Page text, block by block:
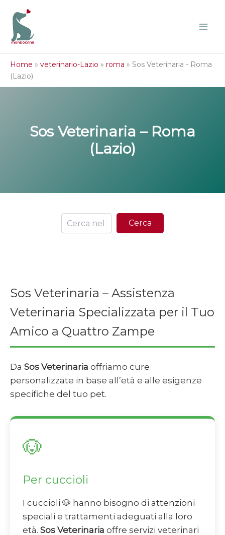
contenuto
Home » veterinario-Lazio » roma » Sos Veterinaria - Roma
(Lazio)
Sos Veterinaria – Roma
(Lazio)
Cerca
Sos Veterinaria – Assistenza
Veterinaria Specializzata per il Tuo
Amico a Quattro Zampe
Da Sos Veterinaria offriamo cure
personalizzate in base all’età e alle esigenze
specifiche del tuo pet.
🐶
Per cuccioli
I cuccioli 🐶 hanno bisogno di attenzioni
speciali e trattamenti adeguati alla loro
età. Sos Veterinaria offre servizi veterinari